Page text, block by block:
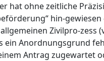
hat ohne zeitliche
hin-
Zivilpro-zess
ein Anordnungsgrund
Antrag